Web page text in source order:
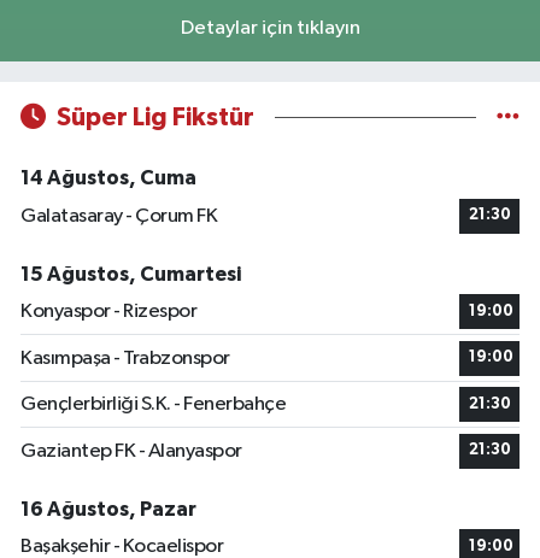
Detaylar için tıklayın
Süper Lig Fikstür
14 Ağustos, Cuma
Galatasaray - Çorum FK
21:30
15 Ağustos, Cumartesi
Konyaspor - Rizespor
19:00
Kasımpaşa - Trabzonspor 19:00
Gençlerbirliği S.K. - Fenerbahçe 21:30
Gaziantep FK - Alanyaspor 21:30
16 Ağustos, Pazar
Başakşehir - Kocaelispor
19:00